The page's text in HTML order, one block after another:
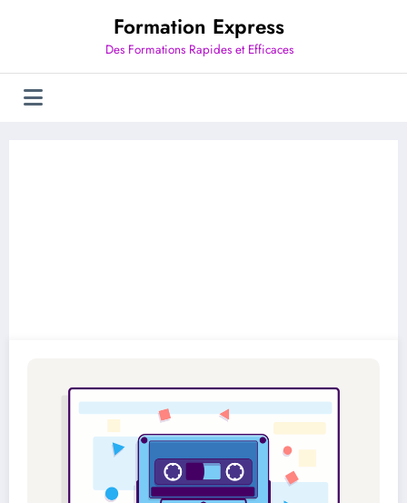
Formation Express
Des Formations Rapides et Efficaces